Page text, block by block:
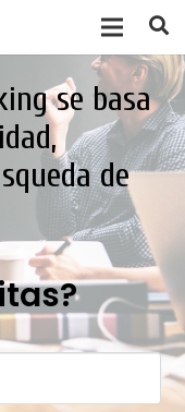
se basa
de